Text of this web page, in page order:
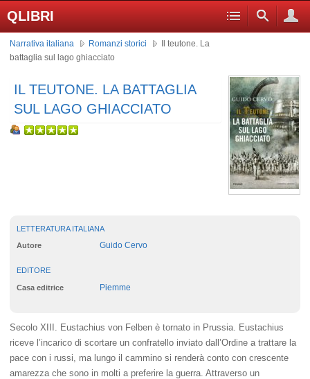
QLIBRI
Narrativa italiana Romanzi storici
Il teutone. La
battaglia sul lago ghiacciato
IL TEUTONE. LA BATTAGLIA
SUL LAGO GHIACCIATO
LETTERATURA ITALIANA
Autore Guido Cervo
EDITORE
Casa editrice Piemme
Secolo XIII. Eustachius von Felben è tornato in Prussia. Eustachius
riceve l’incarico di scortare un confratello inviato dall’Ordine a trattare la
pace con i russi, ma lungo il cammino si renderà conto con crescente
amarezza che sono in molti a preferire la guerra. Attraverso un